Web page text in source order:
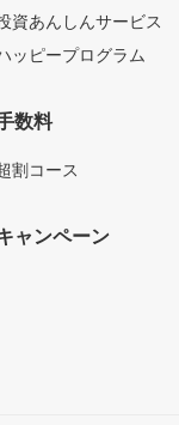
資あんしんサービス
ッピープログラム
数料
割コース
ャンペーン